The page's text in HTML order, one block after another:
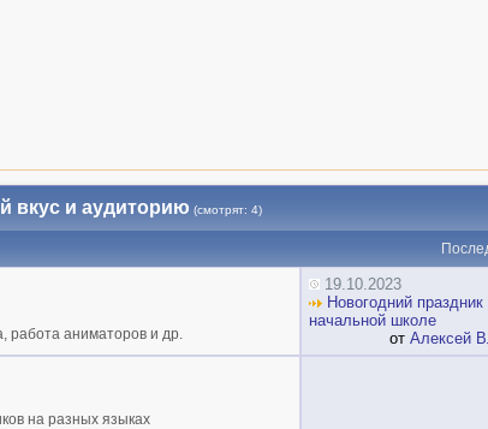
вкус и аудиторию (смотрят: 4)
работа аниматоров и др.
19.10.2023
Новогодний
начальной школе
от Алексей
на разных языках